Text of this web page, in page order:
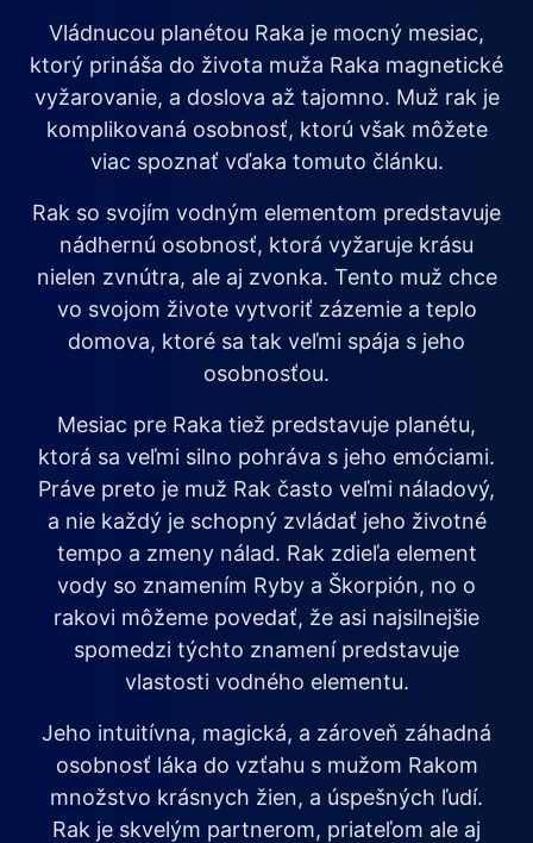
Vládnucou planétou Raka je mocný mesiac,
ktorý prináša do života muža Raka magnetické
vyžarovanie, a doslova až tajomno. Muž rak je
komplikovaná osobnosť, ktorú však môžete
viac spoznať vďaka tomuto článku.
Rak so svojím vodným elementom predstavuje
nádhernú osobnosť, ktorá vyžaruje krásu
nielen zvnútra, ale aj zvonka. Tento muž chce
vo svojom živote vytvoriť zázemie a teplo
domova, ktoré sa tak veľmi spája s jeho
osobnosťou.
Mesiac pre Raka tiež predstavuje planétu,
ktorá sa veľmi silno pohráva s jeho emóciami.
Práve preto je muž Rak často veľmi náladový,
a nie každý je schopný zvládať jeho životné
tempo a zmeny nálad. Rak zdieľa element
vody so znamením Ryby a Škorpión, no o
rakovi môžeme povedať, že asi najsilnejšie
spomedzi týchto znamení predstavuje
vlastosti vodného elementu.
Jeho intuitívna, magická, a zároveň záhadná
osobnosť láka do vzťahu s mužom Rakom
množstvo krásnych žien, a úspešných ľudí.
Rak je skvelým partnerom, priateľom ale aj